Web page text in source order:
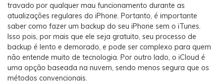
WhatsApp — fotos, vídeos e mensagens de voz.
App
Mutsapper
travado por qualquer mau funcionamento durante as
atualizações regulares do iPhone. Portanto, é importante
saber como fazer um backup do seu iPhone sem o iTunes.
Isso pois, por mais que ele seja gratuito, seu processo de
backup é lento e demorado, e pode ser complexo para quem
não entende muito de tecnologia. Por outro lado, o iCloud é
uma opção baseada na nuvem, sendo menos segura que os
métodos convencionais.